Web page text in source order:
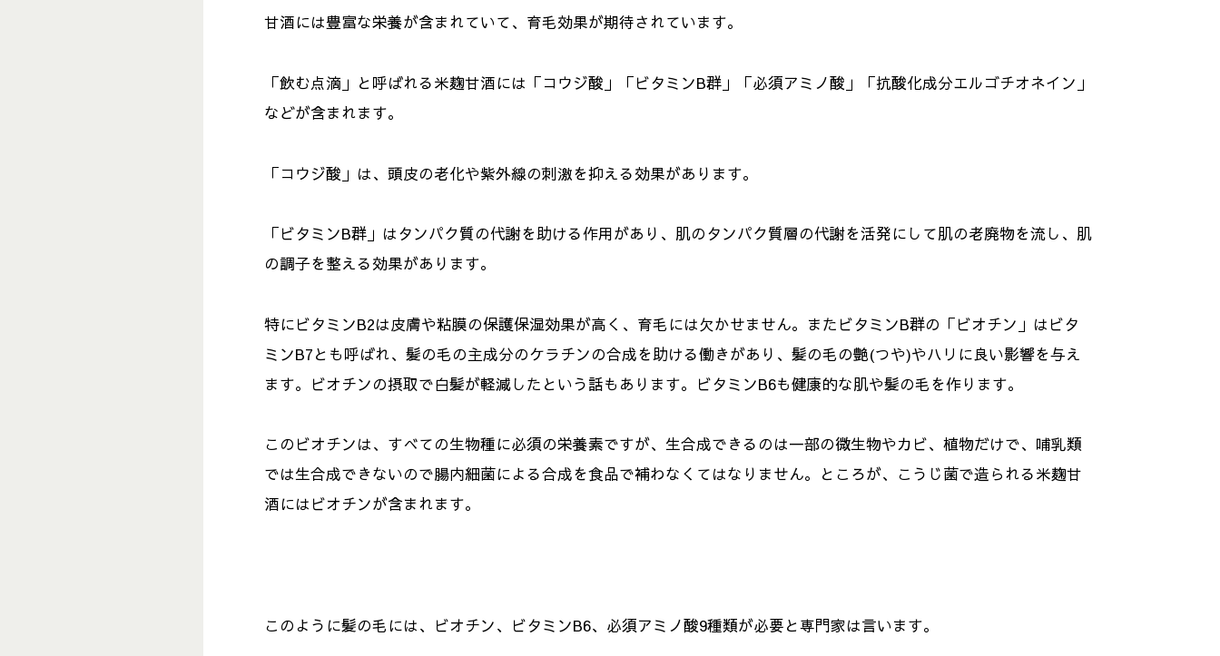
甘酒には豊富な栄養が含まれていて、育毛効果が期待されています。
「飲む点滴」と呼ばれる米麹甘酒には「コウジ酸」「ビタミンB群」「必須アミノ酸」「抗酸化成分エルゴチオネイン」
などが含まれます。
「コウジ酸」は、頭皮の老化や紫外線の刺激を抑える効果があります。
「ビタミンB群」はタンパク質の代謝を助ける作用があり、肌のタンパク質層の代謝を活発にして肌の老廃物を流し、肌
の調子を整える効果があります。
特にビタミンB2は皮膚や粘膜の保護保湿効果が高く、育毛には欠かせません。またビタミンB群の「ビオチン」はビタ
ミンB7とも呼ばれ、髪の毛の主成分のケラチンの合成を助ける働きがあり、髪の毛の艶(つや)やハリに良い影響を与え
ます。ビオチンの摂取で白髪が軽減したという話もあります。ビタミンB6も健康的な肌や髪の毛を作ります。
このビオチンは、すべての生物種に必須の栄養素ですが、生合成できるのは一部の微生物やカビ、植物だけで、哺乳類
では生合成できないので腸内細菌による合成を食品で補わなくてはなりません。ところが、こうじ菌で造られる米麹甘
酒にはビオチンが含まれます。
このように髪の毛には、ビオチン、ビタミンB6、必須アミノ酸9種類が必要と専門家は言います。